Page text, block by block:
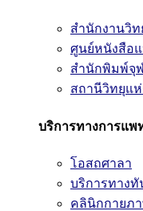
สำนักงานวิ
ศูนย์หนังสือ
สำนักพิมพ์จุ
สถานีวิทยุแห่
บริการทางการแพ
โอสถศาลา
บริการทางทั
คลินิกกายภ